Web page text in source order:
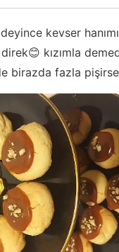
kevser
direk😊 kızımla
birazda fazla